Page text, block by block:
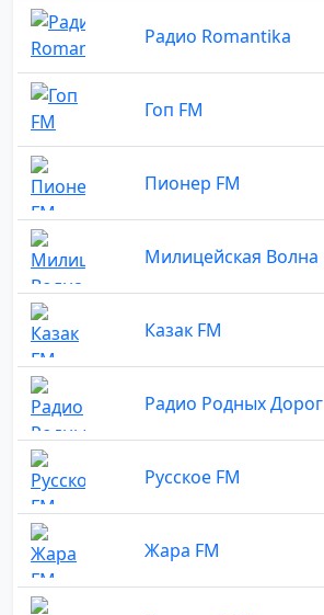
Радио Romantika
Гоп FM
Пионер FM
Милицейская Волна
Казак FM
Радио Родных Дорог
Русское FM
Жара FM